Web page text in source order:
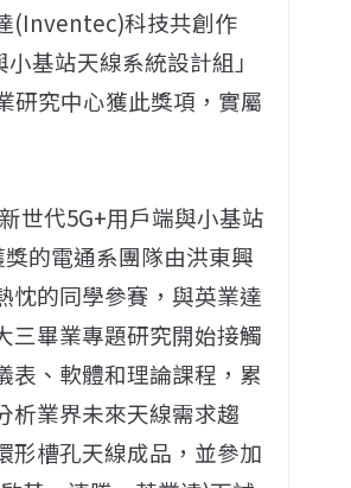
(Inventec)科技共創作
基站天線系統設計組」
研究中心獲此獎項，實屬
世代5G+用戶端與小基站
的電通系團隊由洪東興
忱的同學參賽，與英業達
三畢業專題研究開始接觸
表、軟體和理論課程，累
析業界未來天線需求趨
形槽孔天線成品，並參加